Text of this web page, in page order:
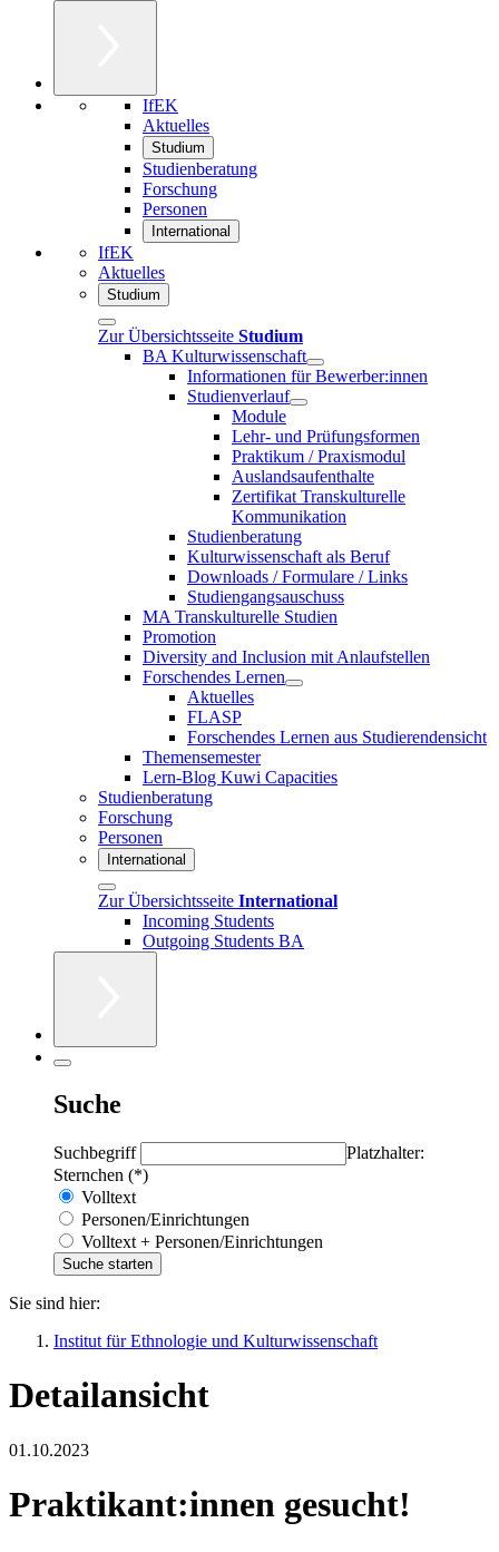
IfEK
Aktuelles
Studium
Studienberatung
Forschung
Personen
International
IfEK
Aktuelles
Studium
Zur Übersichtsseite Studium
BA Kulturwissenschaft
Informationen für Bewerber:innen
Studienverlauf
Module
Lehr- und Prüfungsformen
Praktikum / Praxismodul
Auslandsaufenthalte
Zertifikat Transkulturelle
Kommunikation
Studienberatung
Kulturwissenschaft als Beruf
Downloads / Formulare / Links
Studiengangsauschuss
MA Transkulturelle Studien
Promotion
Diversity and Inclusion mit Anlaufstellen
Forschendes Lernen
Aktuelles
FLASP
Forschendes Lernen aus Studierendensicht
Themensemester
Lern-Blog Kuwi Capacities
Studienberatung
Forschung
Personen
International
Zur Übersichtsseite International
Incoming Students
Outgoing Students BA
Suche
Suchbegriff
Platzhalter:
Sternchen (*)
Volltext
Personen/Einrichtungen
Volltext + Personen/Einrichtungen
Sie sind hier:
Institut für Ethnologie und Kulturwissenschaft
Detailansicht
01.10.2023
Praktikant:innen gesucht!